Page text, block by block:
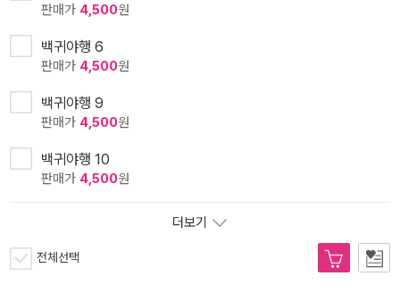
판매가 4,500원
백귀야행 6
판매가 4,500원
백귀야행 9
판매가 4,500원
백귀야행 10
판매가 4,500원
더보기
전체선택